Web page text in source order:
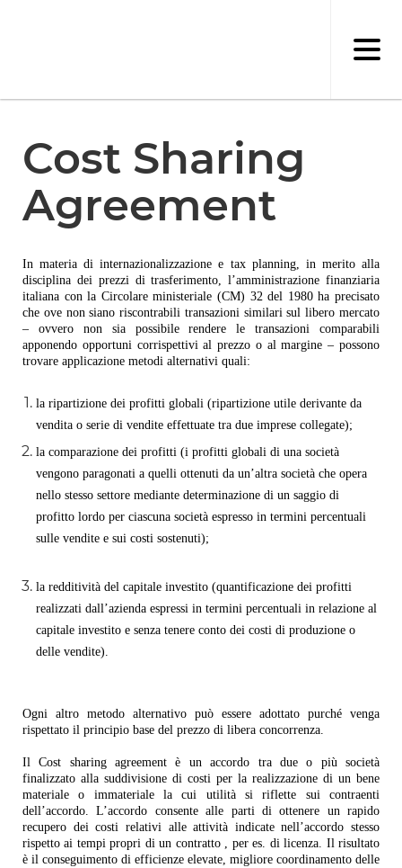
Cost Sharing
Agreement
In materia di internazionalizzazione e tax planning, in merito alla
disciplina dei prezzi di trasferimento, l’amministrazione finanziaria
italiana con la Circolare ministeriale (CM) 32 del 1980 ha precisato
che ove non siano riscontrabili transazioni similari sul libero mercato
– ovvero non sia possibile rendere le transazioni comparabili
apponendo opportuni corrispettivi al prezzo o al margine – possono
trovare applicazione metodi alternativi quali:
la ripartizione dei profitti globali (ripartizione utile derivante da
vendita o serie di vendite effettuate tra due imprese collegate);
la comparazione dei profitti (i profitti globali di una società
vengono paragonati a quelli ottenuti da un’altra società che opera
nello stesso settore mediante determinazione di un saggio di
profitto lordo per ciascuna società espresso in termini percentuali
sulle vendite e sui costi sostenuti);
la redditività del capitale investito (quantificazione dei profitti
realizzati dall’azienda espressi in termini percentuali in relazione al
capitale investito e senza tenere conto dei costi di produzione o
delle vendite).
Ogni altro metodo alternativo può essere adottato purché venga
rispettato il principio base del prezzo di libera concorrenza.
Il Cost sharing agreement è un accordo tra due o più società
finalizzato alla suddivisione di costi per la realizzazione di un bene
materiale o immateriale la cui utilità si riflette sui contraenti
dell’accordo. L’accordo consente alle parti di ottenere un rapido
recupero dei costi relativi alle attività indicate nell’accordo stesso
rispetto ai tempi propri di un contratto , per es. di licenza. Il risultato
è il conseguimento di efficienze elevate, migliore coordinamento delle